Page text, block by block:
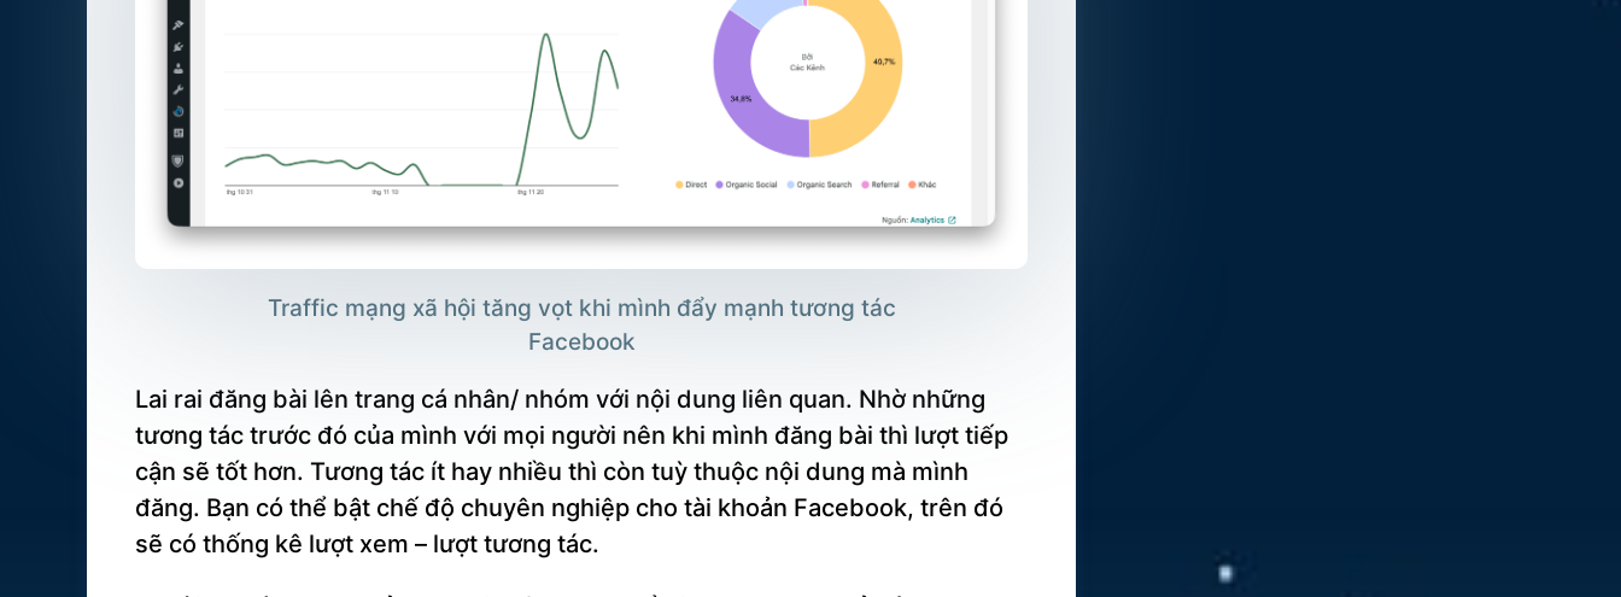
Traffic mạng xã hội tăng vọt khi mình đẩy mạnh tương tác
Facebook
Lai rai đăng bài lên trang cá nhân/ nhóm với nội dung liên quan. Nhờ những
tương tác trước đó của mình với mọi người nên khi mình đăng bài thì lượt tiếp
cận sẽ tốt hơn. Tương tác ít hay nhiều thì còn tuỳ thuộc nội dung mà mình
đăng. Bạn có thể bật chế độ chuyên nghiệp cho tài khoản Facebook, trên đó
sẽ có thống kê lượt xem – lượt tương tác.